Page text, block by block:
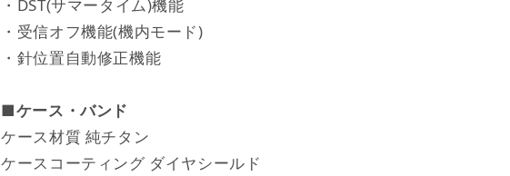
・DST(サマータイム)機能
・受信オフ機能(機内モード)
・針位置自動修正機能
■ケース・バンド
ケース材質 純チタン
ケースコーティング ダイヤシールド